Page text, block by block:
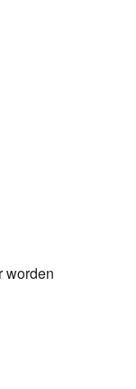
worden